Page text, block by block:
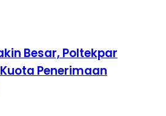
Besar, Poltekpar
Penerimaan